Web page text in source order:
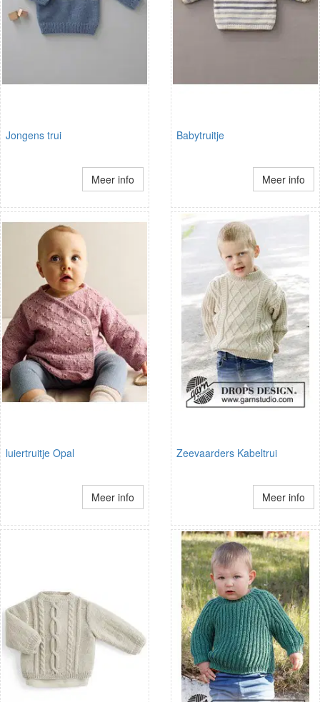
Jongens trui
Meer info
Babytruitje
Meer info
luiertruitje Opal
Meer info
Zeevaarders Kabeltrui
Meer info